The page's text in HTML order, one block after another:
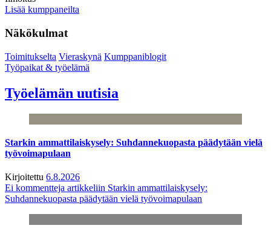
Lisää kumppaneilta
Näkökulmat
Toimitukselta Vieraskynä Kumppaniblogit
Työpaikat & työelämä
Työelämän uutisia
Starkin ammattilaiskysely: Suhdannekuopasta päädytään vielä
työvoimapulaan
Kirjoitettu 6.8.2026
Ei kommentteja artikkeliin Starkin ammattilaiskysely:
Suhdannekuopasta päädytään vielä työvoimapulaan